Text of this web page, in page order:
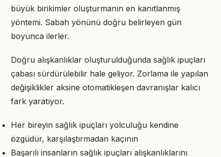
büyük birikimler oluşturmanın en kanıtlanmış
yöntemi. Sabah yönünü doğru belirleyen gün
boyunca ilerler.
Doğru alışkanlıklar oluşturulduğunda sağlık ipuçları
çabası sürdürülebilir hale geliyor. Zorlama ile yapılan
değişiklikler aksine otomatikleşen davranışlar kalıcı
fark yaratıyor.
Her bireyin sağlık ipuçları yolculuğu kendine
özgüdür, karşılaştırmadan kaçının
Başarılı insanların sağlık ipuçları alışkanlıklarını